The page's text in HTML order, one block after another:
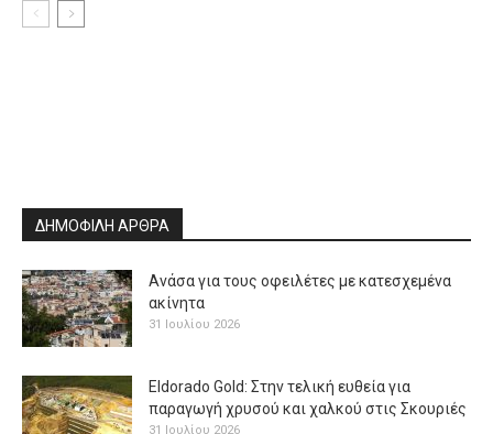
ΔΗΜΟΦΙΛΗ ΑΡΘΡΑ
Ανάσα για τους οφειλέτες με κατεσχεμένα
ακίνητα
31 Ιουλίου 2026
Eldorado Gold: Στην τελική ευθεία για
παραγωγή χρυσού και χαλκού στις Σκουριές
31 Ιουλίου 2026